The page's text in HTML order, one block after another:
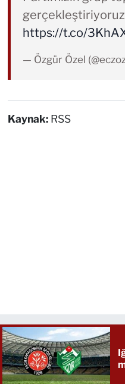
https://t.co/
— Özgür Özel
Kaynak: RSS